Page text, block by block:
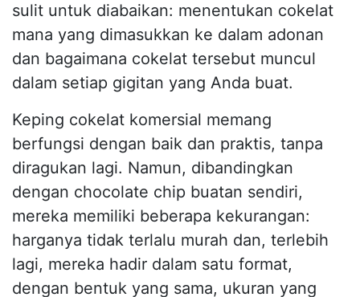
sulit untuk diabaikan: menentukan cokelat
mana yang dimasukkan ke dalam adonan
dan bagaimana cokelat tersebut muncul
dalam setiap gigitan yang Anda buat.
Keping cokelat komersial memang
berfungsi dengan baik dan praktis, tanpa
diragukan lagi. Namun, dibandingkan
dengan chocolate chip buatan sendiri,
mereka memiliki beberapa kekurangan:
harganya tidak terlalu murah dan, terlebih
lagi, mereka hadir dalam satu format,
dengan bentuk yang sama, ukuran yang